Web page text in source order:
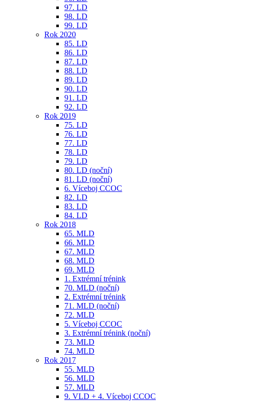
97. LD
98. LD
99. LD
Rok 2020
85. LD
86. LD
87. LD
88. LD
89. LD
90. LD
91. LD
92. LD
Rok 2019
75. LD
76. LD
77. LD
78. LD
79. LD
80. LD (noční)
81. LD (noční)
6. Víceboj CCOC
82. LD
83. LD
84. LD
Rok 2018
65. MLD
66. MLD
67. MLD
68. MLD
69. MLD
1. Extrémní trénink
70. MLD (noční)
2. Extrémní trénink
71. MLD (noční)
72. MLD
5. Víceboj CCOC
3. Extrémní trénink (noční)
73. MLD
74. MLD
Rok 2017
55. MLD
56. MLD
57. MLD
9. VLD + 4. Víceboj CCOC